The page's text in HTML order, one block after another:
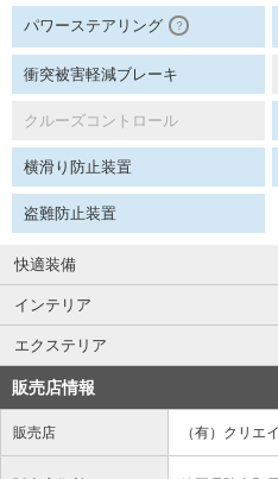
パワーステアリング ？
衝突被害軽減ブレーキ
クルーズコントロール
横滑り防止装置
盗難防止装置
快適装備
インテリア
エクステリア
販売店情報
販売店 （有）クリエ